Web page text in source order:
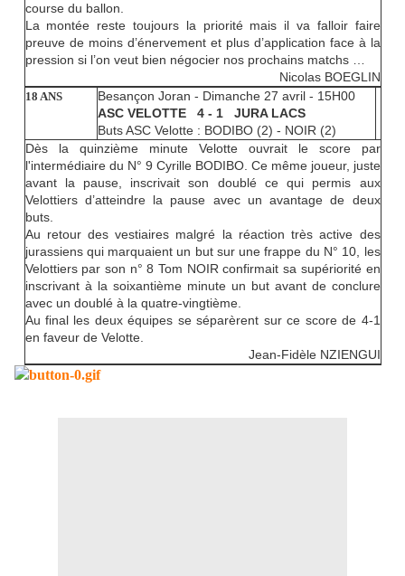
course du ballon.
La montée reste toujours la priorité mais il va falloir faire
preuve de moins d’énervement et plus d’application face à la
pression si l’on veut bien négocier nos prochains matchs …
Nicolas BOEGLIN
18 ANS
Besançon Joran - Dimanche 27 avril - 15H00
ASC VELOTTE 4 - 1 JURA LACS
Buts ASC Velotte : BODIBO (2) - NOIR (2)
Dès la quinzième minute Velotte ouvrait le score par
l'intermédiaire du N° 9 Cyrille BODIBO. Ce même joueur, juste
avant la pause, inscrivait son doublé ce qui permis aux
Velottiers d’atteindre la pause avec un avantage de deux
buts.
Au retour des vestiaires malgré la réaction très active des
jurassiens qui marquaient un but sur une frappe du N° 10, les
Velottiers par son n° 8 Tom NOIR confirmait sa supériorité en
inscrivant à la soixantième minute un but avant de conclure
avec un doublé à la quatre-vingtième.
Au final les deux équipes se séparèrent sur ce score de 4-1
en faveur de Velotte.
Jean-Fidèle NZIENGUI